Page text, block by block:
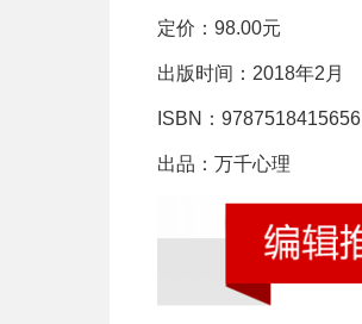
定价：98.00元
出版时间：2018年2月
ISBN：9787518415656
出品：万千心理